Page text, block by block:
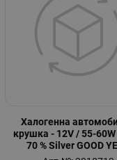
Халогенна
крушка - 12V / 55-60W
70 % Silver GOOD